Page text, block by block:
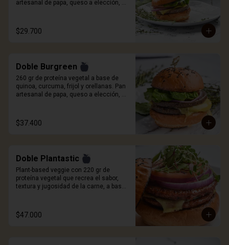
artesanal de papa, queso a elección,
$29.700
Doble Burgreen
260 gr de proteína vegetal a base de
quinoa, curcuma, frijol y orellanas. Pan
artesanal de papa, queso a elección,
$37.400
Doble Plantastic
Plant-based veggie con 220 gr de
proteína vegetal que recrea el sabor,
textura y jugosidad de la carne, a base
artesanal de papa, queso a elección,
germinados de remolacha, cebolla
$47.000